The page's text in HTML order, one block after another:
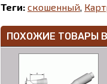
Теги: скошенный
ПОХОЖИЕ ТОВАРЫ